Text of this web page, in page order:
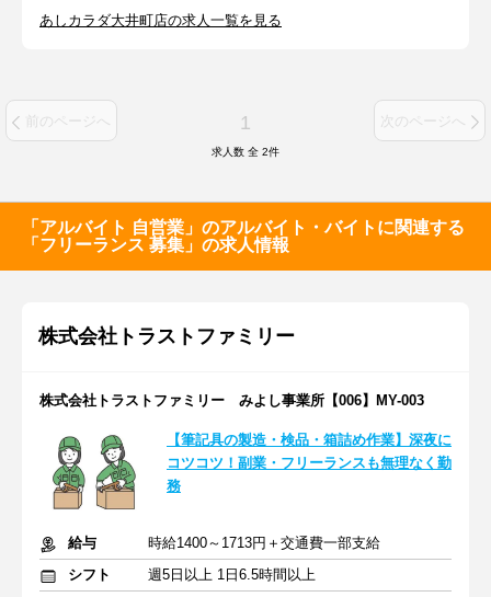
あしカラダ大井町店の求人一覧を見る
前のページへ 1 次のページへ
求人数 全 2件
「アルバイト 自営業」のアルバイト・バイトに関連する
「フリーランス 募集」の求人情報
株式会社トラストファミリー
株式会社トラストファミリー みよし事業所【006】MY-003
【筆記具の製造・検品・箱詰め作業】深夜に
コツコツ！副業・フリーランスも無理なく勤
務
給与
時給1400～1713円＋交通費一部支給
シフト
週5日以上 1日6.5時間以上